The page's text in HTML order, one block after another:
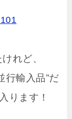
れど、
行輸入品”だ
ります！